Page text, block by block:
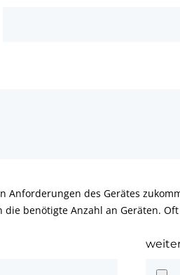
Anforderungen des Gerätes
benötigte Anzahl an Geräten.